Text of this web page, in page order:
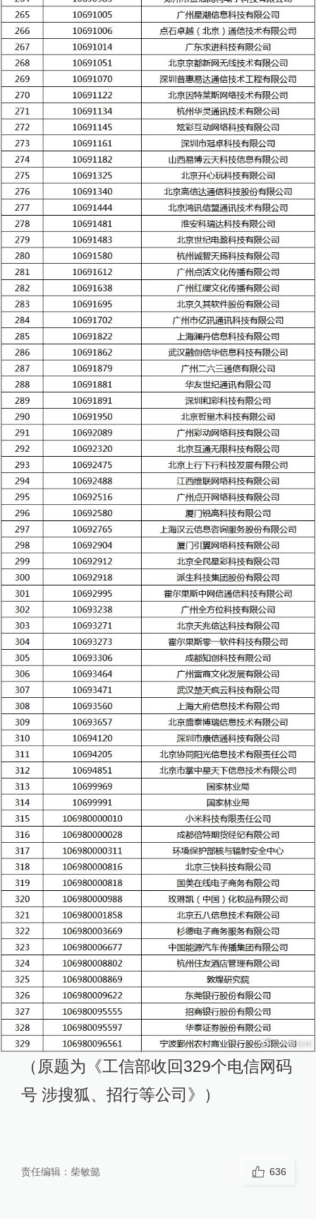
（原题为《工信部收回329个电信网码
号 涉搜狐、招行等公司》）
责任编辑： 柴敏懿 636